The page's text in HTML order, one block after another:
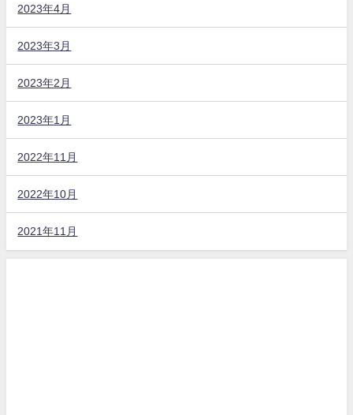
2023年4月
2023年3月
2023年2月
2023年1月
2022年11月
2022年10月
2021年11月